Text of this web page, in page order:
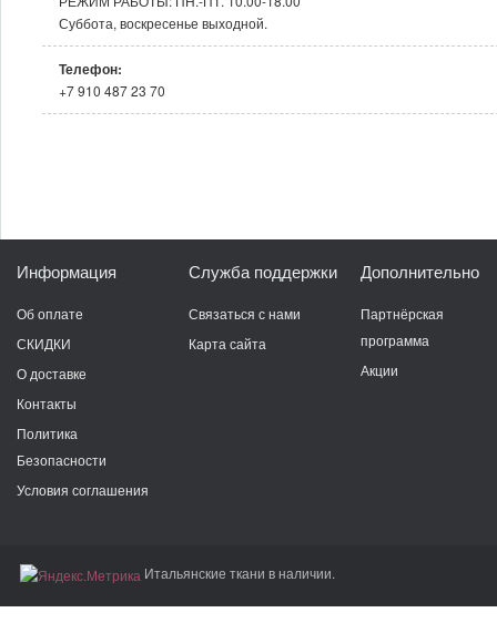
Суббота, воскресенье выходной.
Телефон:
+7 910 487 23 70
Информация
Об оплате
СКИДКИ
О доставке
Контакты
Политика
Безопасности
Условия соглашения
Служба поддержки
Связаться с нами
Карта сайта
Дополнительно
Партнёрская
программа
Акции
Итальянские ткани в наличии.